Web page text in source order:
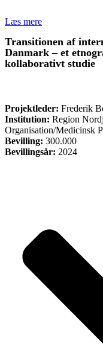
Læs mere
Transitionen af
Danmark – et
kollaborativt studie
Projektleder: Frederik
Institution: Region
Organisation/Medicinsk
Bevilling: 300.000
Bevillingsår: 2024